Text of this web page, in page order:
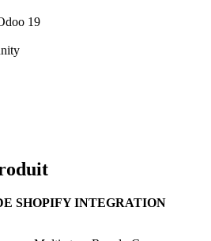
19
SHOPIFY INTEGRATION